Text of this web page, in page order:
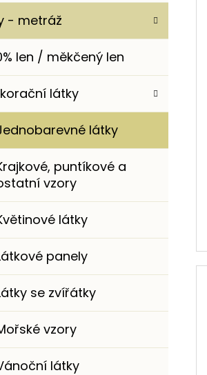
- metráž
len / měkčený len
látky
látky
puntíkové a
vzory
látky
panely
se zvířátky
vzory
látky